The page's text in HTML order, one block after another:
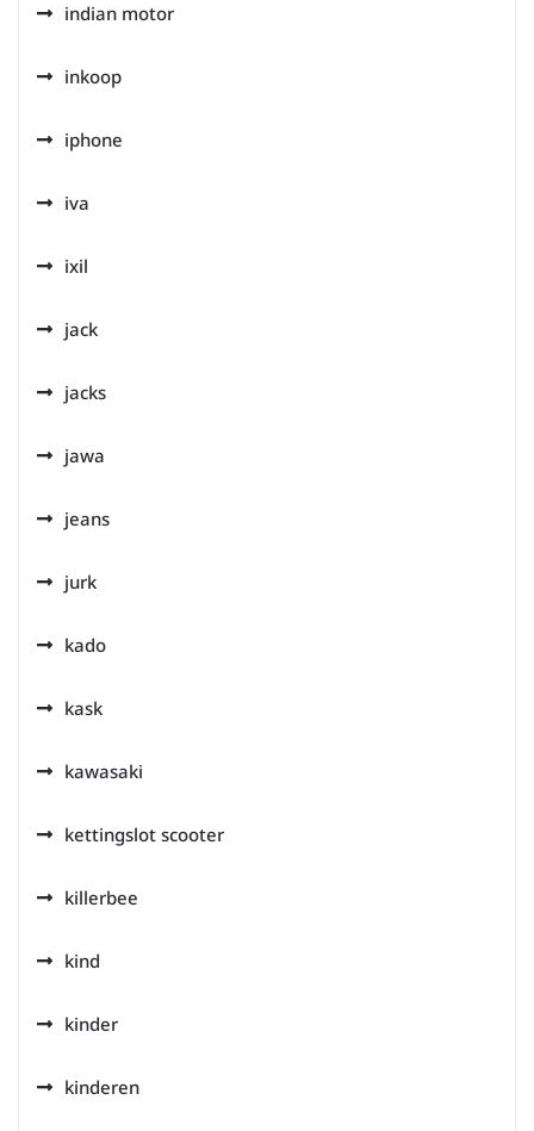
indian motor
inkoop
iphone
iva
ixil
jack
jacks
jawa
jeans
jurk
kado
kask
kawasaki
kettingslot scooter
killerbee
kind
kinder
kinderen